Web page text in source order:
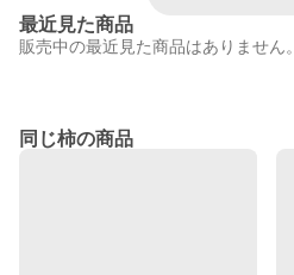
最近見た商品
販売中の最近見た商品はありません。
同じ柿の商品